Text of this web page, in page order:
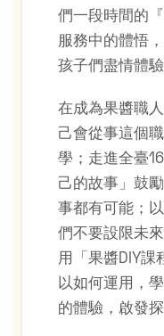
們一段時間的
服務中的體悟
孩子們盡情體驗
在成為果醬職
己會從事這個
學；走進全臺
己的故事」鼓
事都有可能；
們不要設限未
用「果醬DIY課
以如何運用，
的體驗，啟發